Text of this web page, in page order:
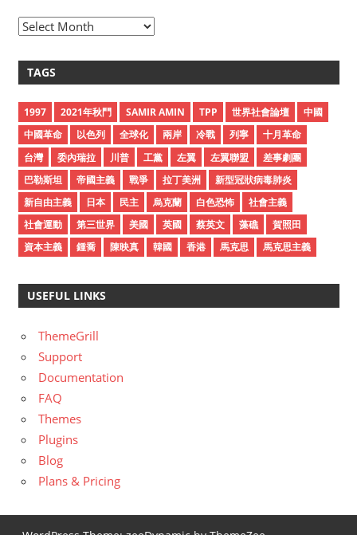
A
h
v
e
s
TAGS
1997 2021年秋鬥 SAMIR AMIN TPP 世界社會論壇
中國
中國革命
以色列 全球化 兩岸 冷戰 列寧
十月革命
台灣
委內瑞拉 川普 工黨 左翼 左翼聯盟
差事劇團
巴勒斯坦
帝國主義 戰爭 拉丁美洲
新型冠狀病毒肺炎
新自由主義
日本 民主 烏克蘭 白色恐怖
社會主義
社會運動
第三世界 美國 英國 蔡英文 藻礁
賀照田
資本主義
鍾喬 陳映真 韓國 香港 馬克思 馬克思主義
USEFUL LINKS
ThemeGrill
Support
Documentation
FAQ
Themes
Plugins
Blog
Plans & Pricing